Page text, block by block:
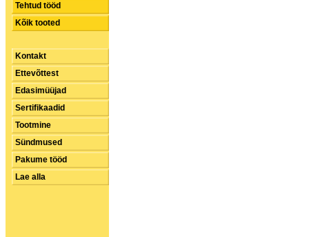
Tehtud tööd
Kõik tooted
Kontakt
Ettevõttest
Edasimüüjad
Sertifikaadid
Tootmine
Sündmused
Pakume tööd
Lae alla